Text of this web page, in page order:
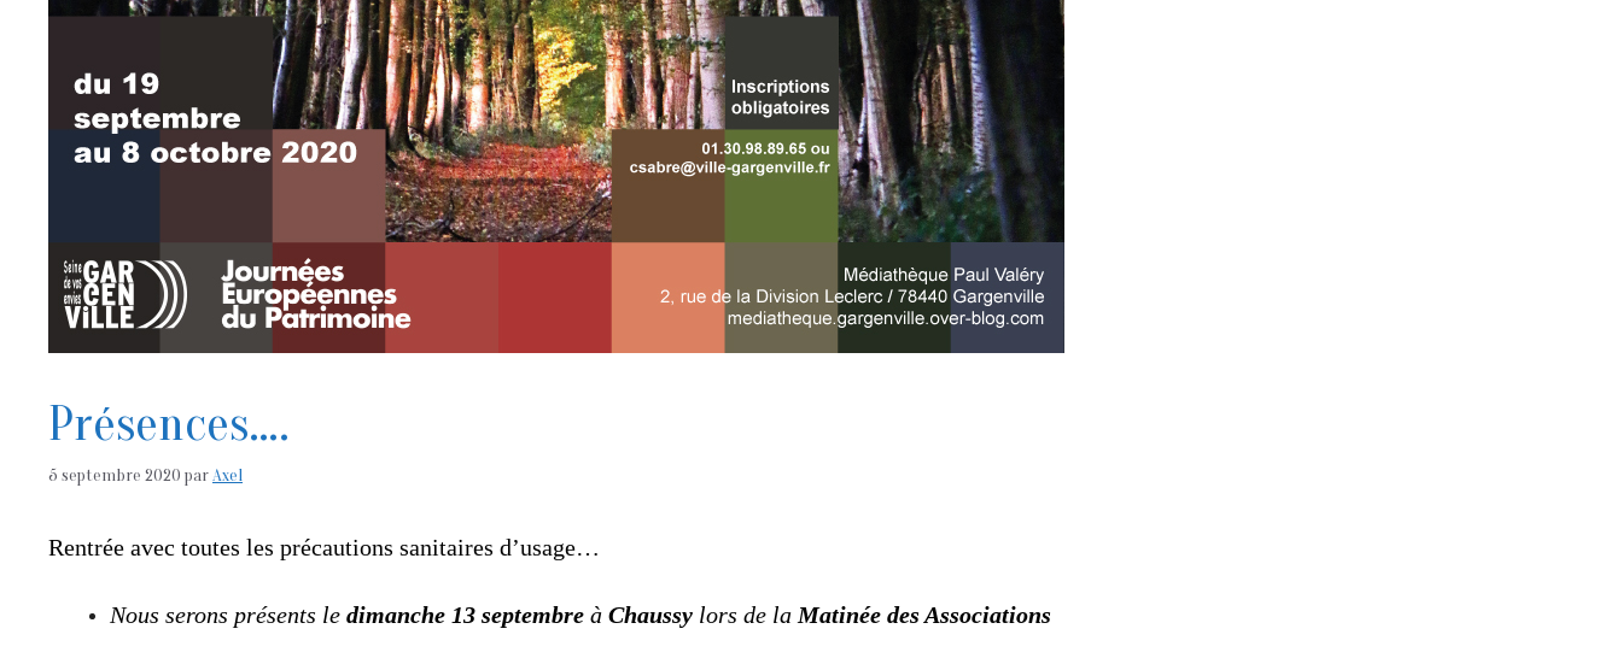
Présences….
5 septembre 2020 parAxel
Rentrée avec toutes les précautions sanitaires d’usage…
Nous serons présents le dimanche 13 septembre à Chaussy lors de la Matinée des Associations